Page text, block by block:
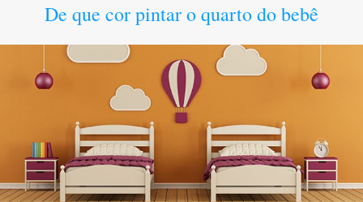
De que cor pintar o quarto do bebê